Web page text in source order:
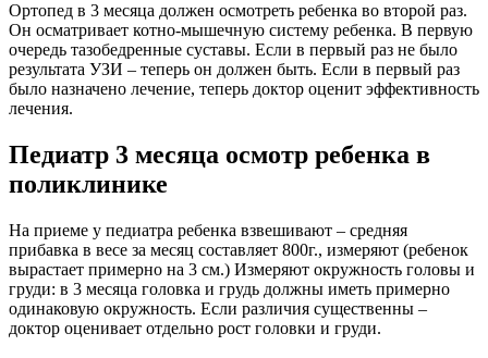
Ортопед в 3 месяца должен осмотреть ребенка во второй раз.
Он осматривает котно-мышечную систему ребенка. В первую
очередь тазобедренные суставы. Если в первый раз не было
результата УЗИ – теперь он должен быть. Если в первый раз
было назначено лечение, теперь доктор оценит эффективность
лечения.
Педиатр 3 месяца осмотр ребенка в
поликлинике
На приеме у педиатра ребенка взвешивают – средняя
прибавка в весе за месяц составляет 800г., измеряют (ребенок
вырастает примерно на 3 см.) Измеряют окружность головы и
груди: в 3 месяца головка и грудь должны иметь примерно
одинаковую окружность. Если различия существенны –
доктор оценивает отдельно рост головки и груди.